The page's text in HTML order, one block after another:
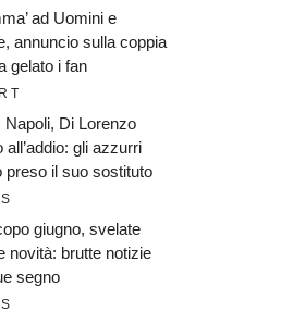
ad Uomini e
annuncio sulla coppia
gelato i fan
Napoli, Di Lorenzo
all’addio: gli azzurri
preso il suo sostituto
giugno, svelate
novità: brutte notizie
segno